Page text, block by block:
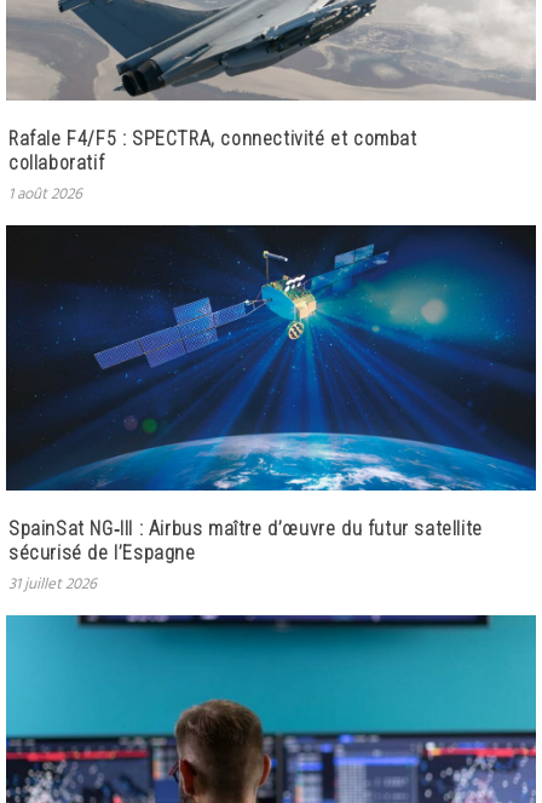
Rafale F4/F5 : SPECTRA, connectivité et combat
collaboratif
1 août 2026
SpainSat NG‑III : Airbus maître d’œuvre du futur satellite
sécurisé de l’Espagne
31 juillet 2026